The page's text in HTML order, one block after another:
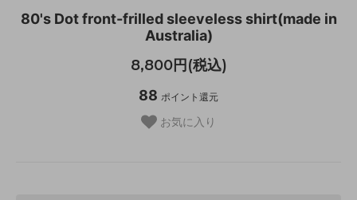
80's Dot front-frilled sleeveless shirt(made in
Australia)
8,800円(税込)
88 ポイント還元
お気に入り